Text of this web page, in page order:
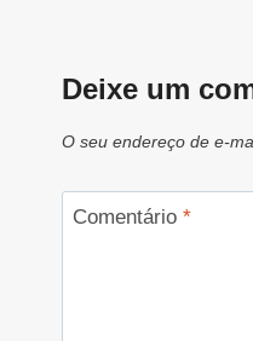
Deixe um
O seu endereço de e-
Comentário *